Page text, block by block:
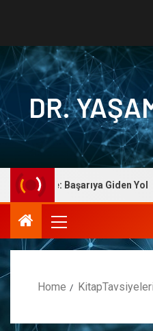
DR.
Ayavefe: Başarıya Giden Yol
Home KitapTavsiyeleri